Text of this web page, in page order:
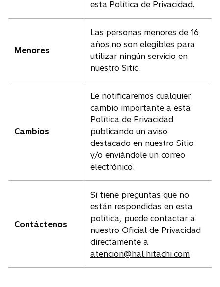
esta Política de Privacidad.
Menores
Las personas menores de 16
años no son elegibles para
utilizar ningún servicio en
nuestro Sitio.
Cambios
Le notificaremos cualquier
cambio importante a esta
Política de Privacidad
publicando un aviso
destacado en nuestro Sitio
y/o enviándole un correo
electrónico.
Contáctenos
Si tiene preguntas que no
están respondidas en esta
política, puede contactar a
nuestro Oficial de Privacidad
directamente a
atencion@hal.hitachi.com